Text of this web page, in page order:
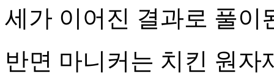
세가 이어진 결과로 풀이
반면 마니커는 치킨 원